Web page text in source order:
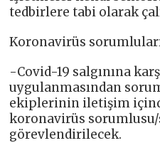
tedbirlere tabi olarak
Koronavirüs
-Covid-19 salgınına
uygulanmasından
ekiplerinin iletişim
koronavirüs
görevlendirilecek.